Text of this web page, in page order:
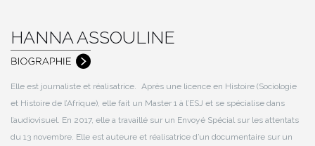
HANNA ASSOULINE
Elle est journaliste et réalisatrice. Après une licence en Histoire (Sociologie
et Histoire de l’Afrique), elle fait un Master 1 à l’ESJ et se spécialise dans
l’audiovisuel. En 2017, elle a travaillé sur un Envoyé Spécial sur les attentats
du 13 novembre. Elle est auteure et réalisatrice d’un documentaire sur un